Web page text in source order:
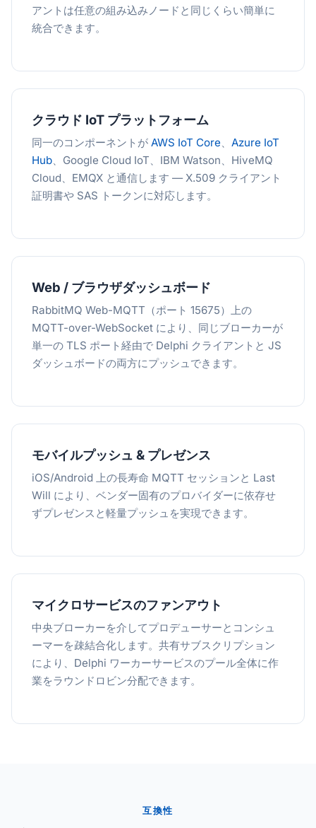
アントは任意の組み込みノードと同じくらい簡単に
統合できます。
クラウド IoT プラットフォーム
同一のコンポーネントが AWS IoT Core、 Azure IoT
Hub、Google Cloud IoT、IBM Watson、HiveMQ
Cloud、EMQX と通信します — X.509 クライアント
証明書や SAS トークンに対応します。
Web / ブラウザダッシュボード
RabbitMQ Web-MQTT（ポート 15675）上の
MQTT-over-WebSocket により、同じブローカーが
単一の TLS ポート経由で Delphi クライアントと JS
ダッシュボードの両方にプッシュできます。
モバイルプッシュ & プレゼンス
iOS/Android 上の長寿命 MQTT セッションと Last
Will により、ベンダー固有のプロバイダーに依存せ
ずプレゼンスと軽量プッシュを実現できます。
マイクロサービスのファンアウト
中央ブローカーを介してプロデューサーとコンシュ
ーマーを疎結合化します。共有サブスクリプション
により、Delphi ワーカーサービスのプール全体に作
業をラウンドロビン分配できます。
互換性